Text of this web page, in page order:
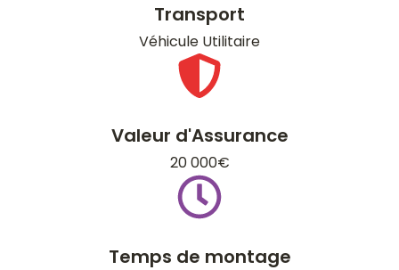
Transport
Véhicule Utilitaire
Valeur d'Assurance
20 000€
Temps de montage